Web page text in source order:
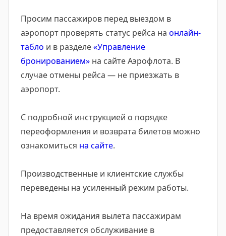
Просим пассажиров перед выездом в
аэропорт проверять статус рейса на онлайн-
табло и в разделе«Управление
бронированием» на сайте Аэрофлота. В
случае отмены рейса — не приезжать в
аэропорт.
С подробной инструкцией о порядке
переоформления и возврата билетов можно
ознакомиться на сайте.
Производственные и клиентские службы
переведены на усиленный режим работы.
На время ожидания вылета пассажирам
предоставляется обслуживание в